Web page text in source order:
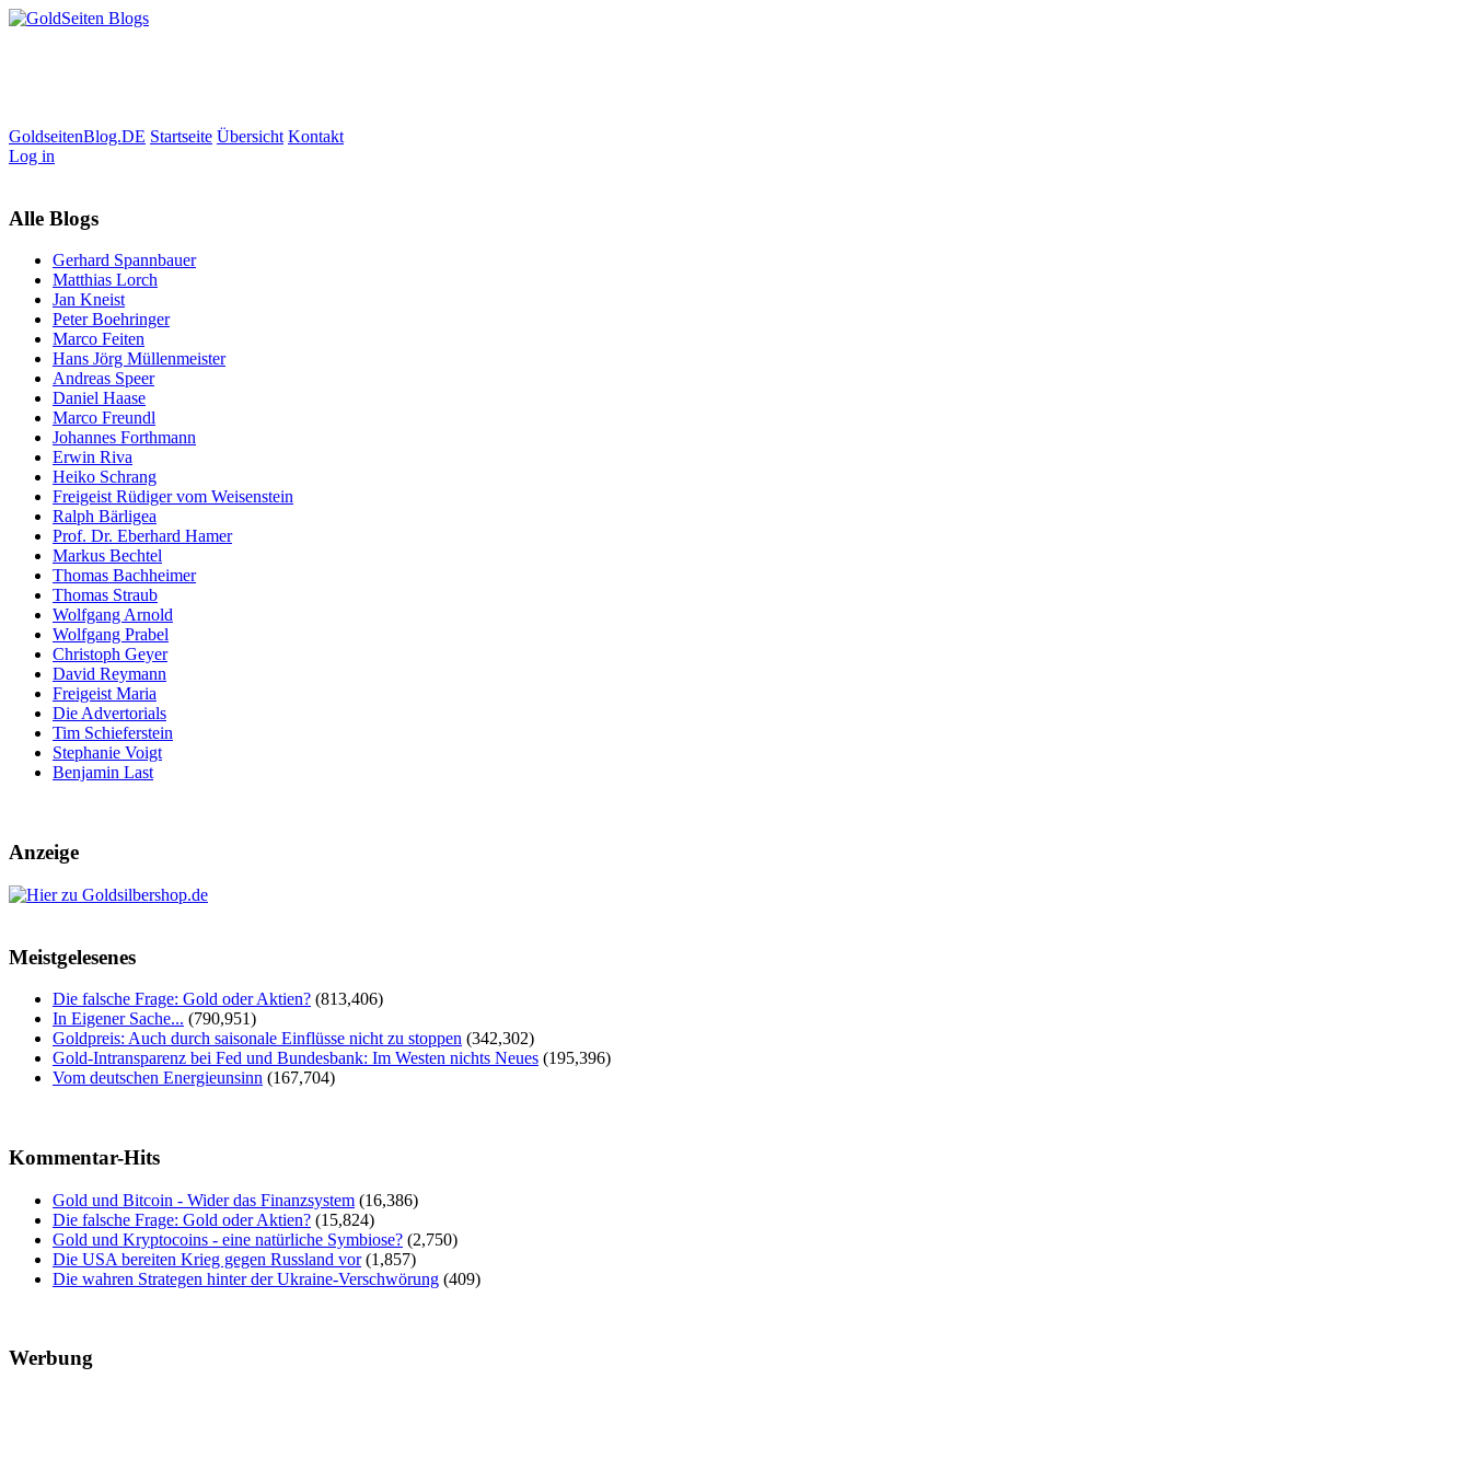
GoldseitenBlog.DE Startseite Übersicht Kontakt
Log in
Alle Blogs
Gerhard Spannbauer
Matthias Lorch
Jan Kneist
Peter Boehringer
Marco Feiten
Hans Jörg Müllenmeister
Andreas Speer
Daniel Haase
Marco Freundl
Johannes Forthmann
Erwin Riva
Heiko Schrang
Freigeist Rüdiger vom Weisenstein
Ralph Bärligea
Prof. Dr. Eberhard Hamer
Markus Bechtel
Thomas Bachheimer
Thomas Straub
Wolfgang Arnold
Wolfgang Prabel
Christoph Geyer
David Reymann
Freigeist Maria
Die Advertorials
Tim Schieferstein
Stephanie Voigt
Benjamin Last
Anzeige
Meistgelesenes
Die falsche Frage: Gold oder Aktien? (813,406)
In Eigener Sache... (790,951)
Goldpreis: Auch durch saisonale Einflüsse nicht zu stoppen (342,302)
Gold-Intransparenz bei Fed und Bundesbank: Im Westen nichts Neues (195,396)
Vom deutschen Energieunsinn (167,704)
Kommentar-Hits
Gold und Bitcoin - Wider das Finanzsystem (16,386)
Die falsche Frage: Gold oder Aktien? (15,824)
Gold und Kryptocoins - eine natürliche Symbiose? (2,750)
Die USA bereiten Krieg gegen Russland vor (1,857)
Die wahren Strategen hinter der Ukraine-Verschwörung (409)
Werbung